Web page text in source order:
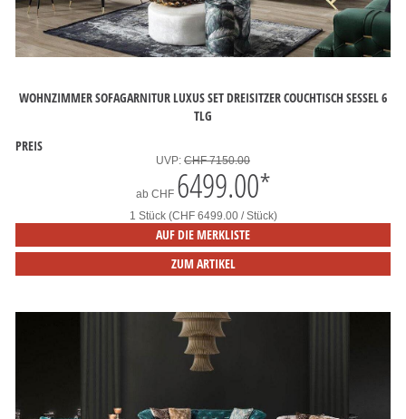
WOHNZIMMER SOFAGARNITUR LUXUS SET DREISITZER COUCHTISCH SESSEL 6
TLG
PREIS
UVP: CHF 7150.00
ab CHF 6499.00*
1 Stück (CHF 6499.00 / Stück)
AUF DIE MERKLISTE
ZUM ARTIKEL